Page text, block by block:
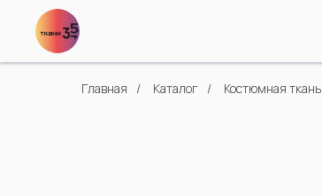
Главная / Каталог / Костюмная ткань